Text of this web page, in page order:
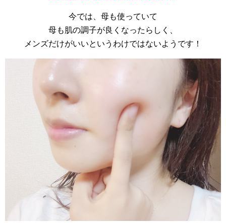
今では、母も使っていて
母も肌の調子が良くなったらしく、
メンズだけがいいというわけではないようです！